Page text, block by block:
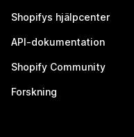
Shopifys hjälpcenter
API-dokumentation
Shopify Community
Forskning